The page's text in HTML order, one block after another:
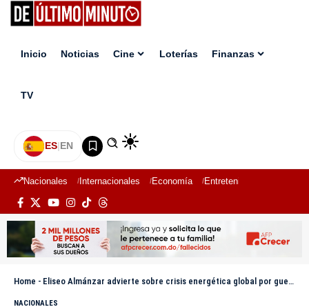
Inicio Noticias Cine Loterías Finanzas
TV
ES|EN
Nacionales Internacionales Economía Entretenimiento
Home - Eliseo Almánzar advierte sobre crisis energética global por guerra entre Irán e Israel
NACIONALES